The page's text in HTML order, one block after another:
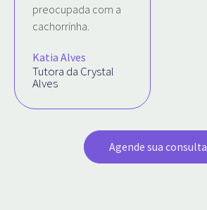
preocupada com a
cachorrinha.
Katia Alves
Tutora da Crystal
Alves
Agende sua consulta